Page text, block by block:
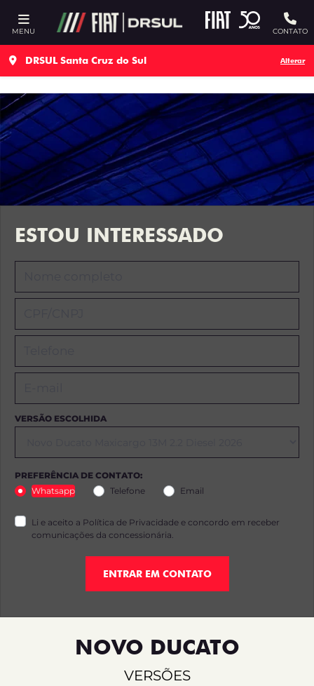
Ativar a compatibilidade com o leitor de tela
MENU CONTATO
DRSUL Santa Cruz do Sul Alterar
ESTOU INTERESSADO
VERSÃO ESCOLHIDA
PREFERÊNCIA DE CONTATO:
Whatsapp
Telefone Email
Li e aceito a Política de Privacidade e concordo em receber
comunicações da concessionária.
ENTRAR EM CONTATO
NOVO DUCATO
VERSÕES